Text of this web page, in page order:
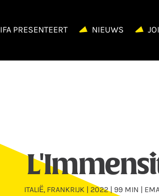
IFA PRESENTEERT NIEUWS
ITALIË, FRANKRIJK | 2022 | 99 MIN |